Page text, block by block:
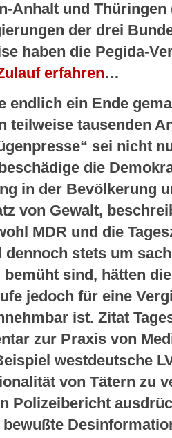
Anhalt und
der drei
haben die Pegida-
erfahren…
endlich ein Ende
teilweise tausenden
sei nicht
die
in der Bevölkerung
von Gewalt,
MDR und die
dennoch stets um
sind, hätten
jedoch für eine
ist. Zitat
zur Praxis von
westdeutsche
von Tätern zu
Polizeibericht